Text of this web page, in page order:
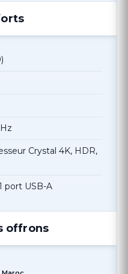
Crystal 4K, HDR,
port USB-A
offrons